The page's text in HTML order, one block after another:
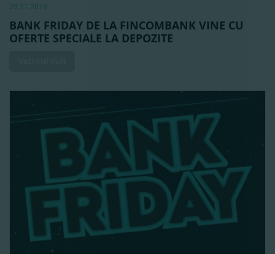
29.11.2019
BANK FRIDAY DE LA FINCOMBANK VINE CU
OFERTE SPECIALE LA DEPOZITE